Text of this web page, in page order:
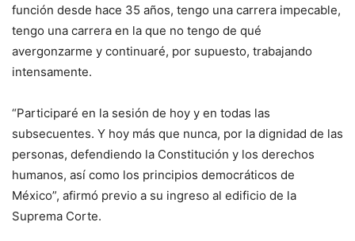
función desde hace 35 años, tengo una carrera impecable,
tengo una carrera en la que no tengo de qué
avergonzarme y continuaré, por supuesto, trabajando
intensamente.
“Participaré en la sesión de hoy y en todas las
subsecuentes. Y hoy más que nunca, por la dignidad de las
personas, defendiendo la Constitución y los derechos
humanos, así como los principios democráticos de
México”, afirmó previo a su ingreso al edificio de la
Suprema Corte.